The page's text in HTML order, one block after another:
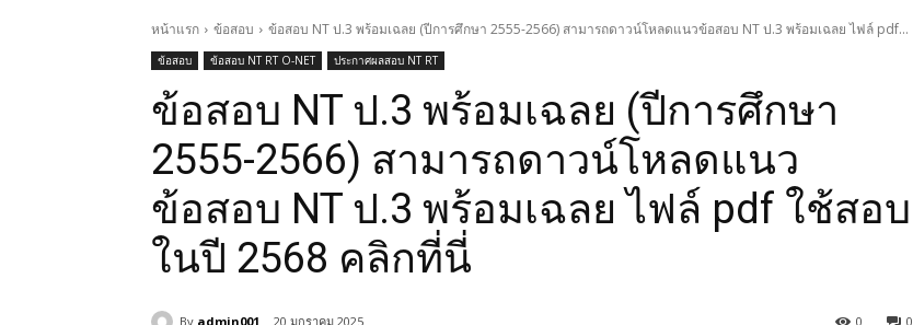
หน้าแรก ข้อสอบ ข้อสอบ NT ป.3 พร้อมเฉลย (ปีการศึกษา 2555-2566) สามารถดาวน์โหลดแนวข้อสอบ NT ป.3 พร้อมเฉลย ไฟล์ pdf...
ข้อสอบ ข้อสอบ NT RT O-NET ประกาศผลสอบ NT RT
ข้อสอบ NT ป.3 พร้อมเฉลย (ปีการศึกษา
2555-2566) สามารถดาวน์โหลดแนว
ข้อสอบ NT ป.3 พร้อมเฉลย ไฟล์ pdf ใช้สอบ
ในปี 2568 คลิกที่นี่
By admin001 20 มกราคม 2025 0
0